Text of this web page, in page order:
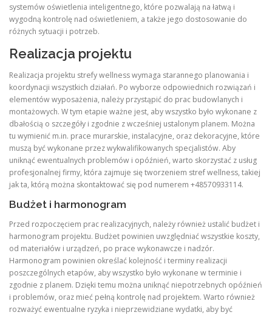
systemów oświetlenia inteligentnego, które pozwalają na łatwą i
wygodną kontrolę nad oświetleniem, a także jego dostosowanie do
różnych sytuacji i potrzeb.
Realizacja projektu
Realizacja projektu strefy wellness wymaga starannego planowania i
koordynacji wszystkich działań. Po wyborze odpowiednich rozwiązań i
elementów wyposażenia, należy przystąpić do prac budowlanych i
montażowych. W tym etapie ważne jest, aby wszystko było wykonane z
dbałością o szczegóły i zgodnie z wcześniej ustalonym planem. Można
tu wymienić m.in. prace murarskie, instalacyjne, oraz dekoracyjne, które
muszą być wykonane przez wykwalifikowanych specjalistów. Aby
uniknąć ewentualnych problemów i opóźnień, warto skorzystać z usług
profesjonalnej firmy, która zajmuje się tworzeniem stref wellness, takiej
jak ta, którą można skontaktować się pod numerem +48570933114.
Budżet i harmonogram
Przed rozpoczęciem prac realizacyjnych, należy również ustalić budżet i
harmonogram projektu. Budżet powinien uwzględniać wszystkie koszty,
od materiałów i urządzeń, po prace wykonawcze i nadzór.
Harmonogram powinien określać kolejność i terminy realizacji
poszczególnych etapów, aby wszystko było wykonane w terminie i
zgodnie z planem. Dzięki temu można uniknąć niepotrzebnych opóźnień
i problemów, oraz mieć pełną kontrolę nad projektem. Warto również
rozważyć ewentualne ryzyka i nieprzewidziane wydatki, aby być